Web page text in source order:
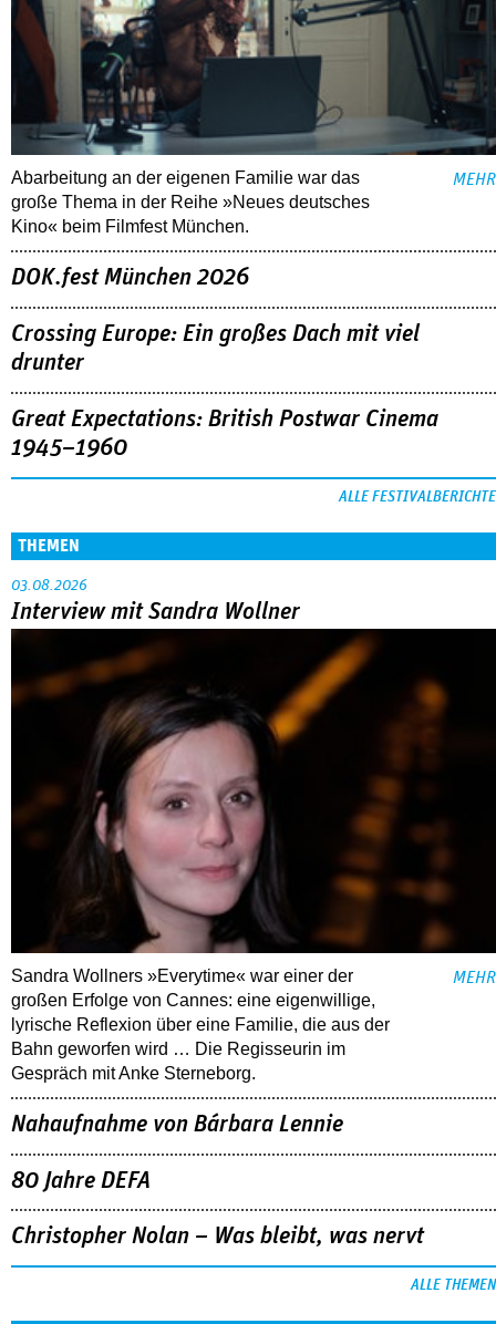
Abarbeitung an der eigenen Familie war das
große Thema in der Reihe »Neues deutsches
Kino« beim Filmfest München.
MEHR
DOK.fest München 2026
Crossing Europe: Ein großes Dach mit viel
drunter
Great Expectations: British Postwar Cinema
1945–1960
ALLE FESTIVALBERICHTE
THEMEN
03.08.2026
Interview mit Sandra Wollner
Sandra Wollners »Everytime« war einer der
großen Erfolge von Cannes: eine eigenwillige,
lyrische Reflexion über eine ­Familie, die aus der
Bahn geworfen wird … Die Regisseurin im
Gespräch mit Anke Sterneborg.
MEHR
Nahaufnahme von Bárbara Lennie
80 Jahre DEFA
Christopher Nolan – Was bleibt, was nervt
ALLE THEMEN